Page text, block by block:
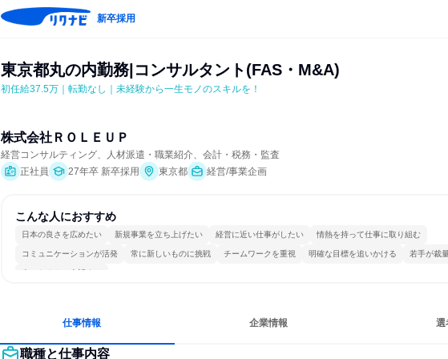
新卒採用
東京都丸の内勤務|コンサルタント(FAS・M&A)
初任給37.5万｜転勤なし｜未経験から一生モノのスキルを！
株式会社ＲＯＬＥＵＰ
経営コンサルティング、人材派遣・職業紹介、会計・税務・監査
正社員
27年卒 新卒採用 東京都 経営/事業企画
こんな人におすすめ
日本の良さを広めたい 新規事業を立ち上げたい 経営に近い仕事がしたい 情熱を持って仕事に取り組む
コミュニケーションが活発 常に新しいものに挑戦 チームワークを重視 明確な目標を追いかける 若手が裁
人とたくさん会話する
仕事情報 企業情報 選
職種と仕事内容